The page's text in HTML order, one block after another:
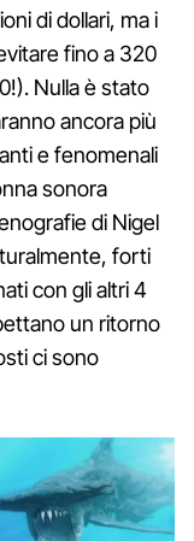
di dollari, ma i
fino a 320
Nulla è stato
ancora più
e fenomenali
sonora
di Nigel
forti
con gli altri 4
un ritorno
ci sono